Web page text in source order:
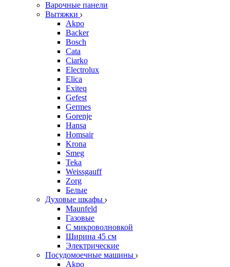
Варочные панели
Вытяжки
Akpo
Backer
Bosch
Cata
Ciarko
Electrolux
Elica
Exiteq
Gefest
Germes
Gorenje
Hansa
Homsair
Krona
Smeg
Teka
Weissgauff
Zorg
Белые
Духовые шкафы
Maunfeld
Газовые
С микроволновкой
Ширина 45 см
Электрические
Посудомоечные машины
Akpo